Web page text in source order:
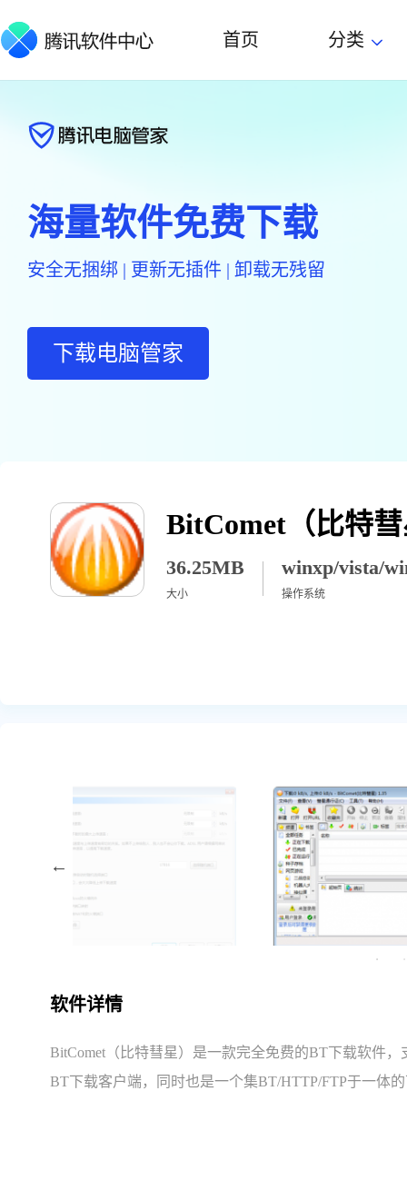
首页 分类
海量软件免费下载
安全无捆绑 | 更新无插件 | 卸载无残留
下载电脑管家
BitComet（比特
36.25MB
大小 操作系统
软件详情
BitComet（比特彗星）是一款完全免费的BT下载软件
BT下载客户端，同时也是一个集BT/HTTP/FTP于一体